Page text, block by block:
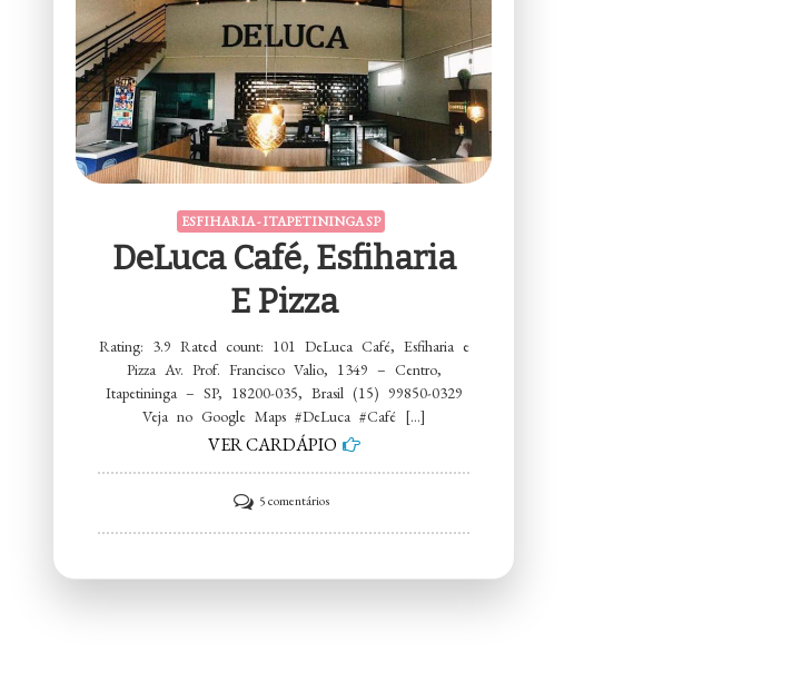
ESFIHARIA - ITAPETININGA SP
DeLuca Café, Esfiharia
E Pizza
Rating: 3.9 Rated count: 101 DeLuca Café, Esfiharia e
Pizza Av. Prof. Francisco Valio, 1349 – Centro,
Itapetininga – SP, 18200-035, Brasil (15) 99850-0329
Veja no Google Maps #DeLuca #Café […]
VER CARDÁPIO
5 comentáriosem
DeLuca